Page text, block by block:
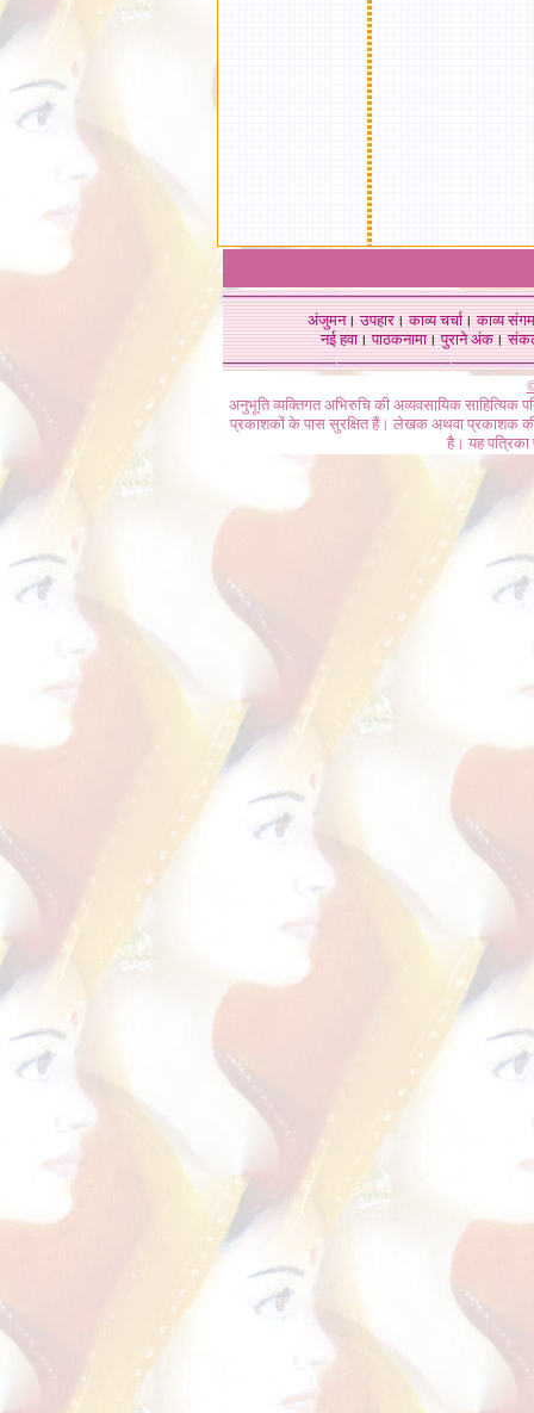
अंजुमन।उपहार।काव्य चर्चा।काव्य संगम
नई हवा। पाठकनामा। पुराने अंक।
अनुभूति व्यक्तिगत अभिरुचि की अव्यवसायिक
प्रकाशकों के पास सुरक्षित हैं। लेखक अथवा प्रकाशक की
है। यह पत्रिका